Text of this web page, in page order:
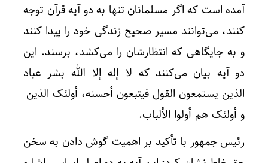
آمده است که اگر مسلمانان تنها به دو آیه قرآن توجه
کنند، می‌توانند مسیر صحیح زندگی خود را پیدا کنند
و به جایگاهی که انتظارشان را می‌کشد، برسند. این
دو آیه بیان می‌کنند که لا إله إلا الله بشر عباد
الذین یستمعون القول فیتبعون أحسنه، أولئک الذین
و أولئک هم أولوا الألباب.
رئیس جمهور با تأکید بر اهمیت گوش دادن به سخن